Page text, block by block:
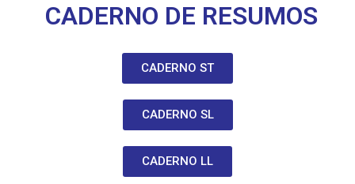
CADERNO DE RESUMOS
CADERNO ST
CADERNO SL
CADERNO LL